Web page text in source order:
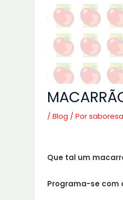
/ Blog / Por
Que tal um
Programa-se com